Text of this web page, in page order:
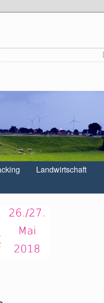
Landwirtschaft